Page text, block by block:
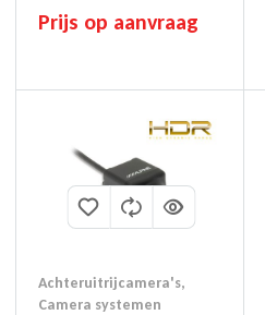
Prijs op aanvraag
Achteruitrijcamera's,
Camera systemen